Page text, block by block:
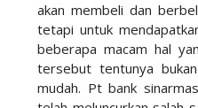
akan membeli dan
tetapi untuk
beberapa macam hal
tersebut tentunya
mudah. Pt bank